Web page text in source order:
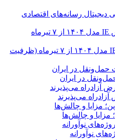
دیجیتال رسانه‌های اقتصادی
شروع فروش تیگو ۸ پرومکس IE مدل ۱۴۰۴ از ۷ تیرماه (ظرفیت
در ایران
می‌پذیرند
مزایا و چالش‌ها
نوآورانه